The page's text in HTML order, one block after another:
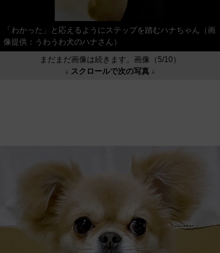
まだまだ画像は続きます。画像（5/10）
↓ スクロールで次の写真 ↓